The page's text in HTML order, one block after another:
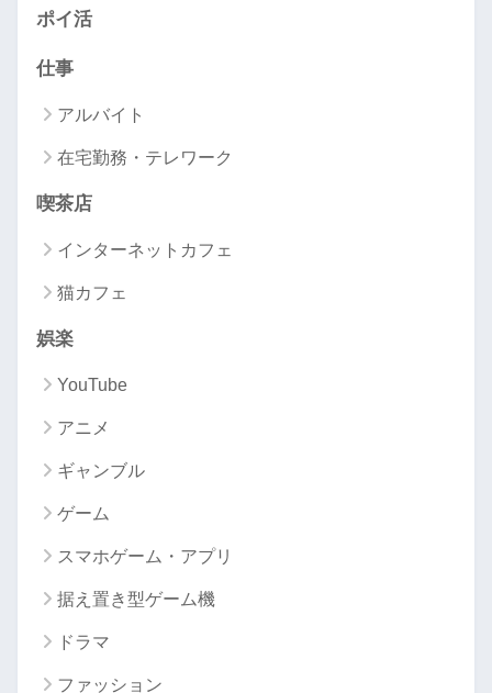
ポイ活
仕事
アルバイト
在宅勤務・テレワーク
喫茶店
インターネットカフェ
猫カフェ
娯楽
YouTube
アニメ
ギャンブル
ゲーム
スマホゲーム・アプリ
据え置き型ゲーム機
ドラマ
ファッション